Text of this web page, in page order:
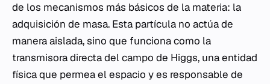
de los mecanismos más básicos de la materia: la
adquisición de masa. Esta partícula no actúa de
manera aislada, sino que funciona como la
transmisora directa del campo de Higgs, una entidad
física que permea el espacio y es responsable de